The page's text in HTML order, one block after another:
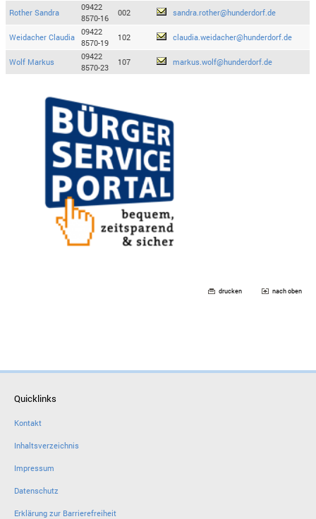
Rother Sandra
09422
8570-16
002 sandra.rother@hunderdorf.de
Weidacher Claudia
09422
8570-19
102 claudia.weidacher@hunderdorf.de
Wolf Markus
09422
8570-23
107 markus.wolf@hunderdorf.de
drucken nach oben
Quicklinks
Kontakt
Inhaltsverzeichnis
Impressum
Datenschutz
Erklärung zur Barrierefreiheit